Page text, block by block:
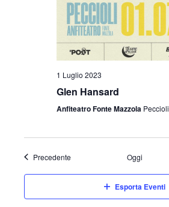
1 Luglio 2023
Glen Hansard
Anfiteatro Fonte Mazzola Peccioli
PrecedenteEventi Oggi
Esporta Eventi